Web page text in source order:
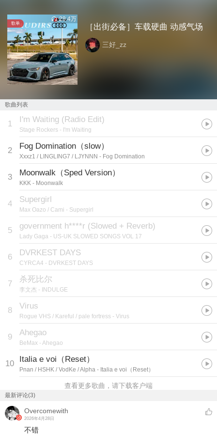
歌单
29.4万
［出街必备］车载硬曲 动感气场
三好_zz
歌曲列表
1 I'm Waiting (Radio Edit)
Stage Rockers - I'm Waiting
2 Fog Domination（slow）
Xxxz1 / LINGLING7 / LJYNNN - Fog Domination
3 Moonwalk（Sped Version）
KKK - Moonwalk
4 Supergirl
Max Oazo / Cami - Supergirl
5 government h****r (Slowed + Reverb)
Lady Gaga - US-UK SLOWED SONGS VOL 17
6 DVRKEST DAYS
CYRCA4 - DVRKEST DAYS
7 杀死比尔
李文杰 - INDULGE
8 Virus
Rogue VHS / Kareful / pale fortress - Virus
9 Ahegao
BeMax - Ahegao
10 Italia e voi（Reset）
Pnan / HSHK / VodKe / Alpha - Italia e voi（Reset）
查看更多歌曲，请下载客户端
最新评论(3)
Overcomewith
2026年4月28日
不错